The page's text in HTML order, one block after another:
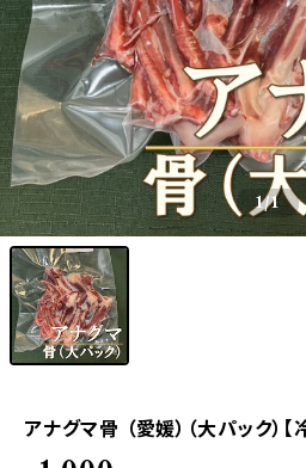
1/1
アナグマ骨 （愛媛）（大パック）【